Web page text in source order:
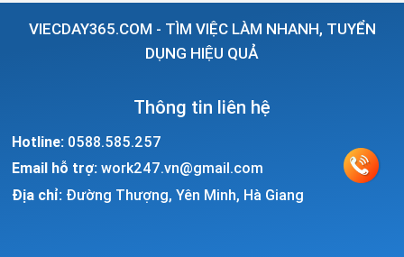
VIECDAY365.COM - TÌM VIỆC LÀM NHANH, TUYỂN
DỤNG HIỆU QUẢ
Thông tin liên hệ
Hotline: 0588.585.257
Email hỗ trợ: work247.vn@gmail.com
Địa chỉ: Đường Thượng, Yên Minh, Hà Giang